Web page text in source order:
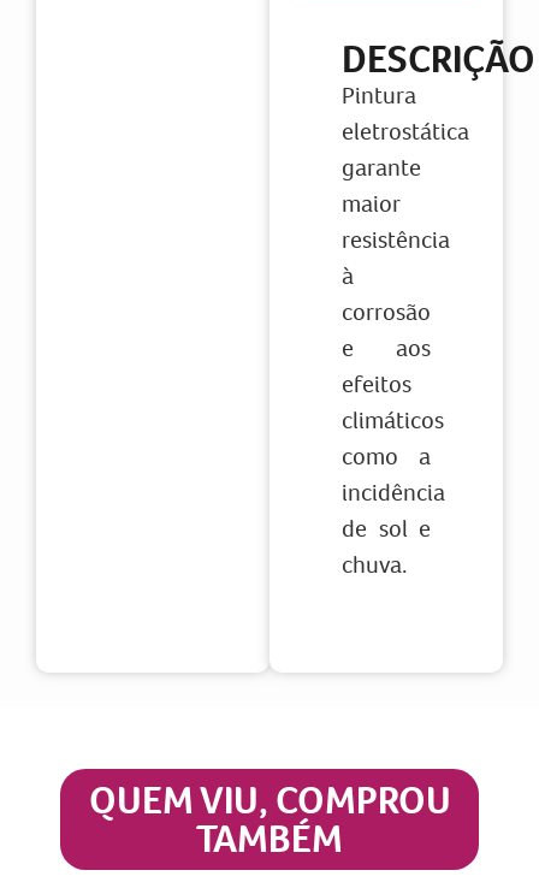
DESCRIÇÃO
Pintura
eletrostática
garante
maior
resistência
à
corrosão
e aos
efeitos
climáticos
como a
incidência
de sol e
chuva.
QUEM VIU, COMPROU
TAMBÉM